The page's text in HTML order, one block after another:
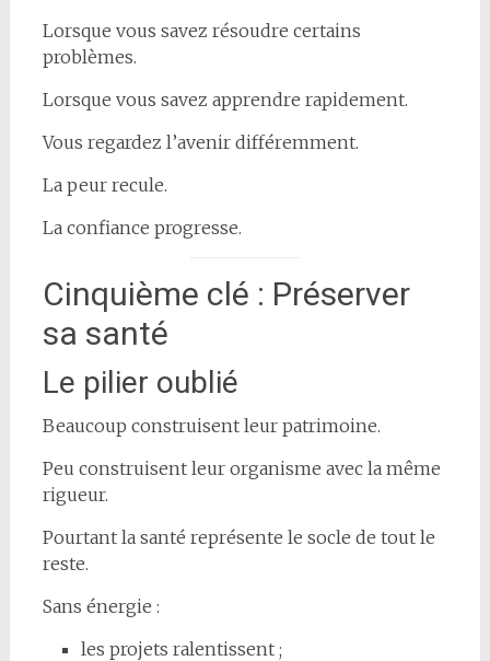
Lorsque vous savez résoudre certains
problèmes.
Lorsque vous savez apprendre rapidement.
Vous regardez l’avenir différemment.
La peur recule.
La confiance progresse.
Cinquième clé : Préserver
sa santé
Le pilier oublié
Beaucoup construisent leur patrimoine.
Peu construisent leur organisme avec la même
rigueur.
Pourtant la santé représente le socle de tout le
reste.
Sans énergie :
les projets ralentissent ;